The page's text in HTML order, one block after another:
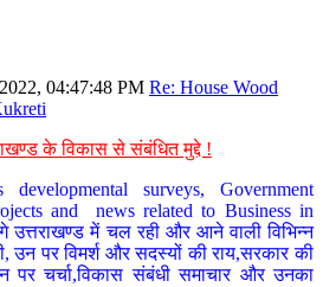
04:47:48 PM Re: House Wood
के विकास से संबंधित मुद्दे !
surveys, Government
and news related to Business in
उत्तराखण्ड में चल रही और आने वाली विभिन्न
उन पर विमर्श और सदस्यों की राय,सरकार की
पर चर्चा,विकास संबंधी समाचार और उनका